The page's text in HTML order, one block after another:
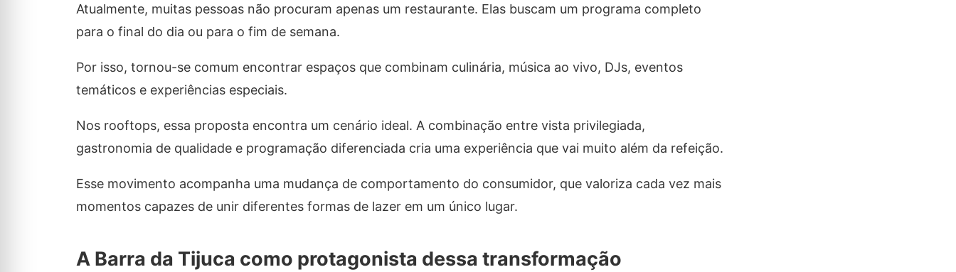
Atualmente, muitas pessoas não procuram apenas um restaurante. Elas buscam um programa completo
para o final do dia ou para o fim de semana.
Por isso, tornou-se comum encontrar espaços que combinam culinária, música ao vivo, DJs, eventos
temáticos e experiências especiais.
Nos rooftops, essa proposta encontra um cenário ideal. A combinação entre vista privilegiada,
gastronomia de qualidade e programação diferenciada cria uma experiência que vai muito além da refeição.
Esse movimento acompanha uma mudança de comportamento do consumidor, que valoriza cada vez mais
momentos capazes de unir diferentes formas de lazer em um único lugar.
A Barra da Tijuca como protagonista dessa transformação